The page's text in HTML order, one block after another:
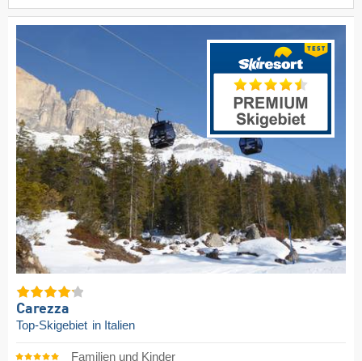
Carezza
Top-Skigebiet in Italien
Familien und Kinder